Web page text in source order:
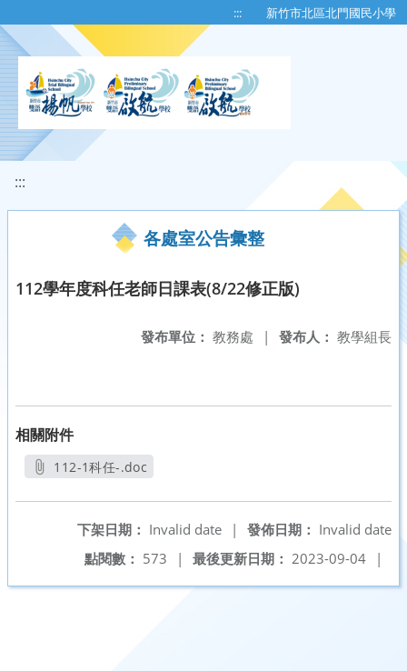
::: 新竹市北區北門國民小學
:::
各處室公告彙整
112學年度科任老師日課表(8/22修正版)
發布人： 教學組長
發布單位： 教務處 |
相關附件
112-1科任-.doc
發佈日期： Invalid date
下架日期： Invalid date
|
最後更新日期： 2023-09-04 |
點閱數： 573 |